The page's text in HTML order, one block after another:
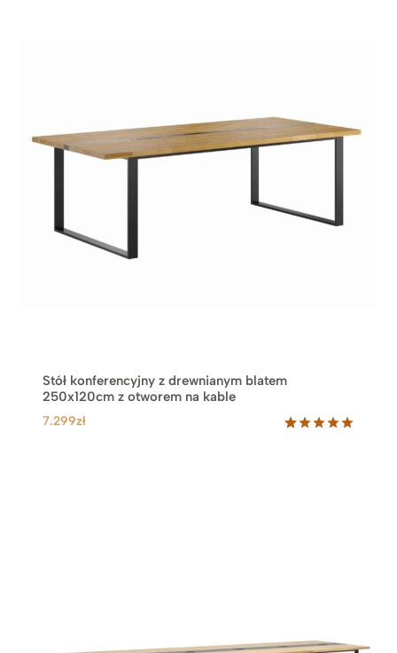
Stół konferencyjny z drewnianym blatem
250x120cm z otworem na kable
7.299zł